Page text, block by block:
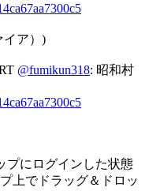
イア）)
@fumikun318: 昭和村
プにログインした状態
上でドラッグ＆ドロッ